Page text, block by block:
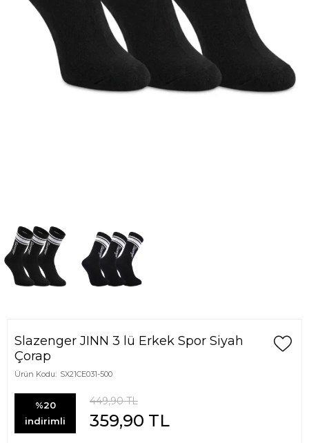
Slazenger JINN 3 lü Erkek Spor Siyah
Çorap
Ürün Kodu: SX21CE031-500
%20
indirimli
449,90TL
359,90 TL